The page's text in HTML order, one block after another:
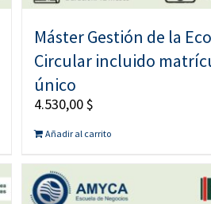
Máster Gestión de la
Circular incluido
único
4.530,00$
Añadir al carrito